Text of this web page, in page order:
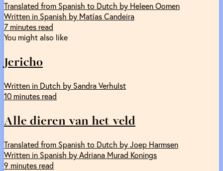
Translated from Spanish to Dutch by Heleen Oomen
Written in Spanish by Matías Candeira
7 minutes read
You might also like
Jericho
Written in Dutch by Sandra Verhulst
10 minutes read
Alle dieren van het veld
Translated from Spanish to Dutch by Joep Harmsen
Written in Spanish by Adriana Murad Konings
9 minutes read